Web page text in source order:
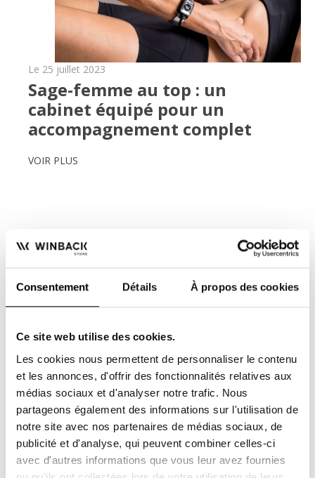
Consentement Détails À propos des cookies
Ce site web utilise des cookies.
Les cookies nous permettent de personnaliser le contenu
et les annonces, d'offrir des fonctionnalités relatives aux
médias sociaux et d'analyser notre trafic. Nous
partageons également des informations sur l'utilisation de
notre site avec nos partenaires de médias sociaux, de
publicité et d'analyse, qui peuvent combiner celles-ci
avec d'autres informations que vous leur avez fournies
Le 25 juillet 2023
Sage-femme au top : un
cabinet équipé pour un
accompagnement complet
VOIR PLUS
FACILITÉ DE PAIEMENT
2 ou 3 fois sans frais
pour les professionnels
de santé
LIVRAISON OFFERTE
dès 200€ TTC d'achats